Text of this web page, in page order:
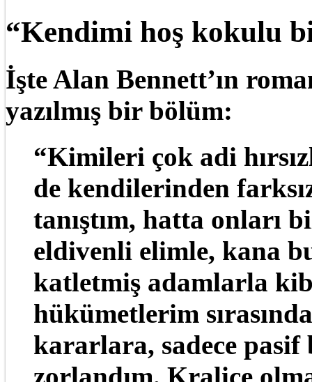
“Kendimi hoş kokulu
İşte Alan Bennett’ın
yazılmış bir bölüm:
“Kimileri çok adi
de kendilerinden
tanıştım, hatta onları
eldivenli elimle, kana
katletmiş adamlarla
hükümetlerim
kararlara, sadece pasif